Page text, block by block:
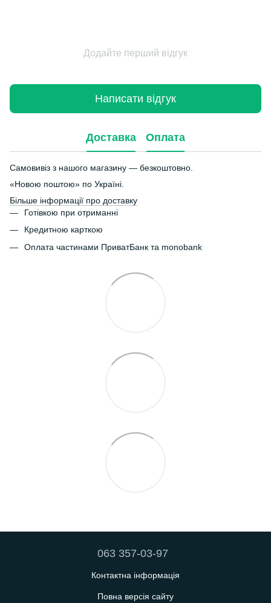
Додайте перший відгук
Написати відгук
Доставка Оплата
Самовивіз з нашого магазину — безкоштовно.
«Новою поштою» по Україні.
Більше інформації про доставку
Готівкою при отриманні
Кредитною карткою
Оплата частинами ПриватБанк та monobank
063 357-03-97
Контактна інформація
Повна версія сайту